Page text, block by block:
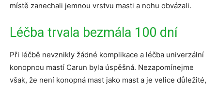
místě zanechali jemnou vrstvu masti a nohu obvázali.
Léčba trvala bezmála 100 dní
Při léčbě nevznikly žádné komplikace a léčba univerzální
konopnou mastí Carun byla úspěšná. Nezapomínejme
však, že není konopná mast jako mast a je velice důležité,